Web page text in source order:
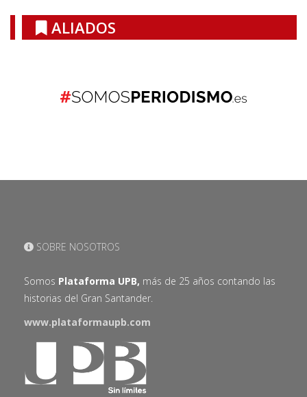
ALIADOS
SOBRE NOSOTROS
Somos Plataforma UPB, más de 25 años contando las
historias del Gran Santander.
www.plataformaupb.com